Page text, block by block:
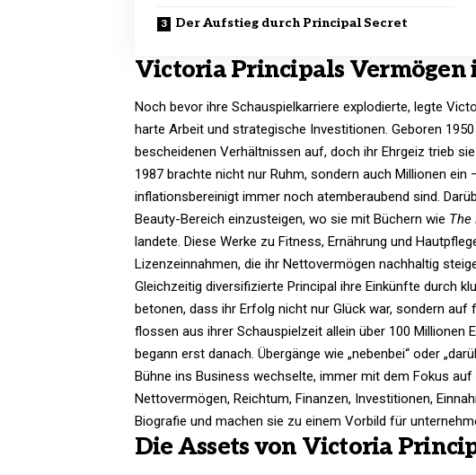
Der Aufstieg durch Principal Secret
Victoria Principals
Noch bevor ihre Schauspielkarriere explodierte, legte
harte Arbeit und strategische Investitionen. Geboren
bescheidenen Verhältnissen auf, doch ihr Ehrgeiz trieb
1987 brachte nicht nur Ruhm, sondern auch Millionen
inflationsbereinigt immer noch atemberaubend sind.
Beauty-Bereich einzusteigen, wo sie mit Büchern wie The
landete. Diese Werke zu Fitness, Ernährung und
Lizenzeinnahmen, die ihr Nettovermögen nachhaltig
Gleichzeitig diversifizierte Principal ihre Einkünfte durch
betonen, dass ihr Erfolg nicht nur Glück war, sondern
flossen aus ihrer Schauspielzeit allein über 100 Millionen
begann erst danach. Übergänge wie „nebenbei“ oder
Bühne ins Business wechselte, immer mit dem Fokus
Nettovermögen, Reichtum, Finanzen, Investitionen,
Biografie und machen sie zu einem Vorbild für
Die Assets von Victoria